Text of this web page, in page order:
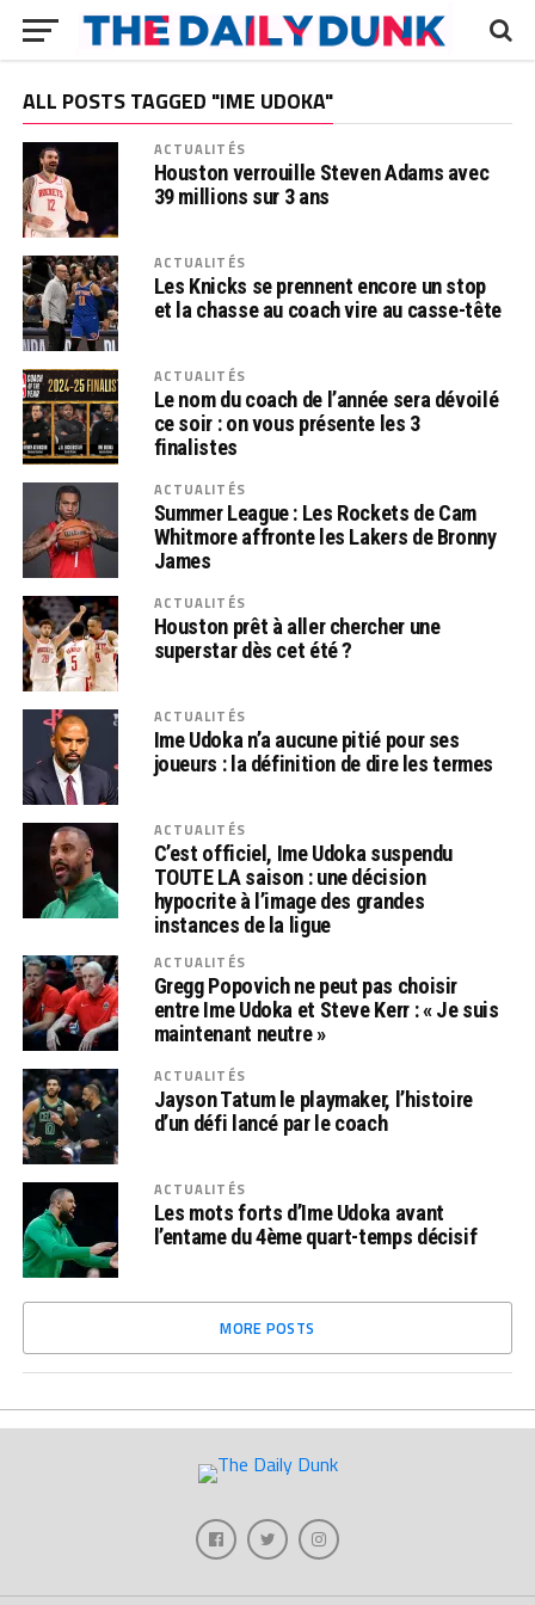
ALL POSTS TAGGED "IME UDOKA"
ACTUALITÉS
Houston verrouille Steven Adams avec
39 millions sur 3 ans
ACTUALITÉS
Les Knicks se prennent encore un stop
et la chasse au coach vire au casse-tête
ACTUALITÉS
Le nom du coach de l’année sera dévoilé
ce soir : on vous présente les 3
finalistes
ACTUALITÉS
Summer League : Les Rockets de Cam
Whitmore affronte les Lakers de Bronny
James
ACTUALITÉS
Houston prêt à aller chercher une
superstar dès cet été ?
ACTUALITÉS
Ime Udoka n’a aucune pitié pour ses
joueurs : la définition de dire les termes
ACTUALITÉS
C’est officiel, Ime Udoka suspendu
TOUTE LA saison : une décision
hypocrite à l’image des grandes
instances de la ligue
ACTUALITÉS
Gregg Popovich ne peut pas choisir
entre Ime Udoka et Steve Kerr : « Je suis
maintenant neutre »
ACTUALITÉS
Jayson Tatum le playmaker, l’histoire
d’un défi lancé par le coach
ACTUALITÉS
Les mots forts d’Ime Udoka avant
l’entame du 4ème quart-temps décisif
MORE POSTS